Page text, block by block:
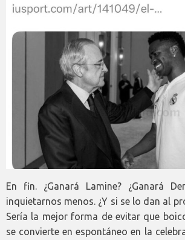
En fin. ¿Ganará Lamine? ¿Ganará
inquietarnos menos. ¿Y si se lo dan al
Sería la mejor forma de evitar que
se convierte en espontáneo en la